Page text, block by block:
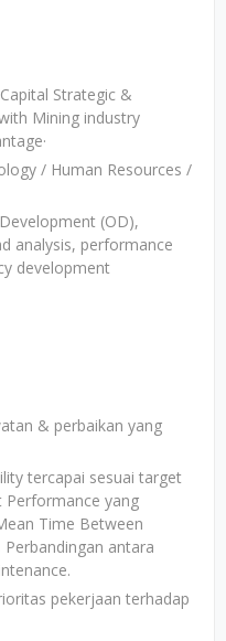
Strategic &
Mining industry
/ Human Resources /
(OD),
analysis, performance
development
& perbaikan yang
tercapai sesuai target
Performance yang
Time Between
antara
pekerjaan terhadap